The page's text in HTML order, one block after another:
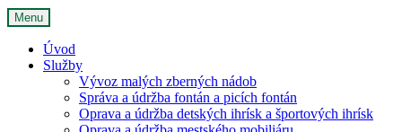
Menu
Úvod
Služby
Vývoz malých zberných nádob
Správa a údržba fontán a picích fontán
Oprava a údržba detských ihrísk a športových ihrísk